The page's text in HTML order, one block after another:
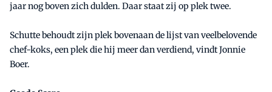
jaar nog boven zich dulden. Daar staat zij op plek twee.
Schutte behoudt zijn plek bovenaan de lijst van veelbelovende
chef-koks, een plek die hij meer dan verdiend, vindt Jonnie
Boer.